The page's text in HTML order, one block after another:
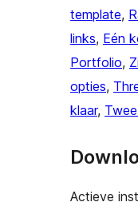
template,
links, Eén
Portfolio,
opties,
klaar,
Actieve